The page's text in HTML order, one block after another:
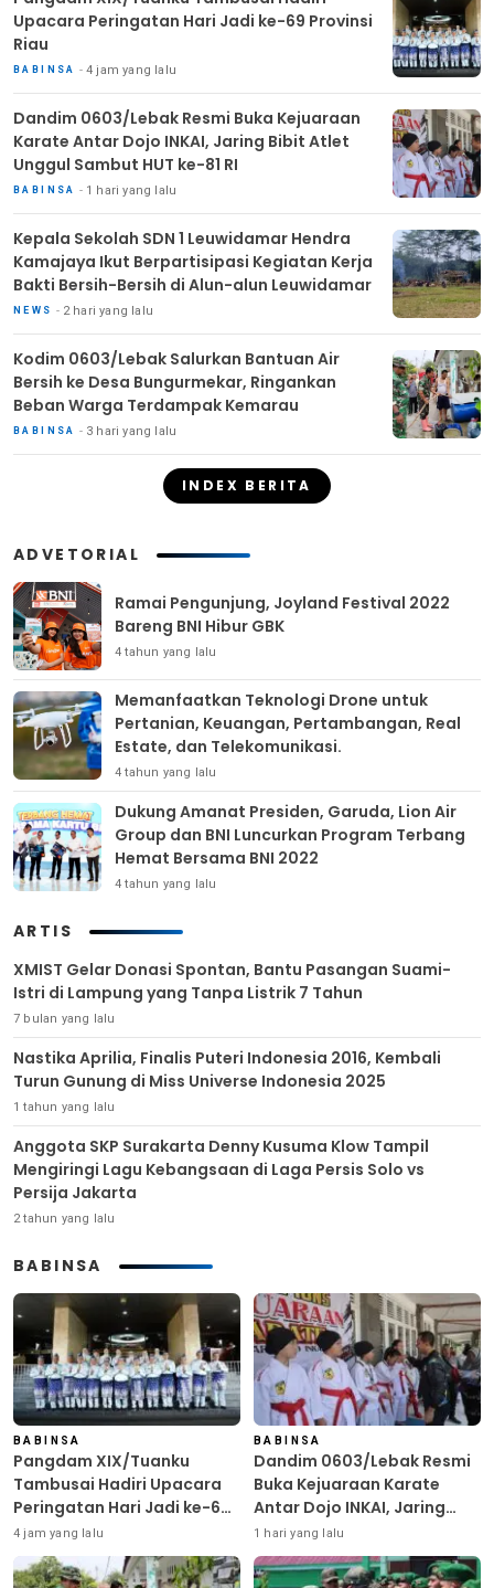
Upacara Peringatan Hari Jadi ke-69 Provinsi
Riau
BABINSA 4 jam yang lalu
Dandim 0603/Lebak Resmi Buka Kejuaraan
Karate Antar Dojo INKAI, Jaring Bibit Atlet
Unggul Sambut HUT ke-81 RI
BABINSA 1 hari yang lalu
Kepala Sekolah SDN 1 Leuwidamar Hendra
Kamajaya Ikut Berpartisipasi Kegiatan Kerja
Bakti Bersih-Bersih di Alun-alun Leuwidamar
NEWS 2 hari yang lalu
Kodim 0603/Lebak Salurkan Bantuan Air
Bersih ke Desa Bungurmekar, Ringankan
Beban Warga Terdampak Kemarau
BABINSA 3 hari yang lalu
INDEX BERITA
ADVETORIAL
Ramai Pengunjung, Joyland Festival 2022
Bareng BNI Hibur GBK
4 tahun yang lalu
Memanfaatkan Teknologi Drone untuk
Pertanian, Keuangan, Pertambangan, Real
Estate, dan Telekomunikasi.
4 tahun yang lalu
Dukung Amanat Presiden, Garuda, Lion Air
Group dan BNI Luncurkan Program Terbang
Hemat Bersama BNI 2022
4 tahun yang lalu
ARTIS
XMIST Gelar Donasi Spontan, Bantu Pasangan Suami-
Istri di Lampung yang Tanpa Listrik 7 Tahun
7 bulan yang lalu
Nastika Aprilia, Finalis Puteri Indonesia 2016, Kembali
Turun Gunung di Miss Universe Indonesia 2025
1 tahun yang lalu
Anggota SKP Surakarta Denny Kusuma Klow Tampil
Mengiringi Lagu Kebangsaan di Laga Persis Solo vs
Persija Jakarta
2 tahun yang lalu
BABINSA
BABINSA
Pangdam XIX/Tuanku
Tambusai Hadiri Upacara
Peringatan Hari Jadi ke-69
Provinsi Riau
4 jam yang lalu
BABINSA
Dandim 0603/Lebak Resmi
Buka Kejuaraan Karate
Antar Dojo INKAI, Jaring
Bibit Atlet Unggul Sambut
HUT ke-81 RI
1 hari yang lalu